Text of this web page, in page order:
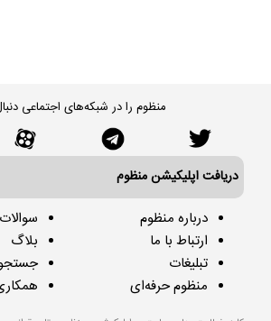
منظوم را در شبکه‌های اجتماعی
دریافت اپلیکیشن منظوم
درباره منظوم
ارتباط با ما
تبلیغات
منظوم حرفه‌ای
بلاگ